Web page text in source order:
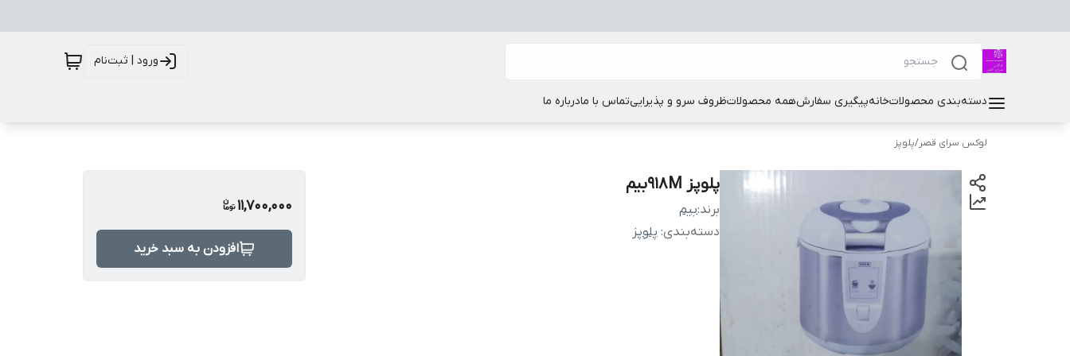
ورود | ثبت‌نام
دسته‌بندی محصولاتخانهپیگیری سفارشهمه محصولاتظروف سرو و پذیراییتماس با مادرباره ما
لوکس سرای قصر/پلوپز
پلوپز 918Mبیم
برند:بیم
دسته‌بندی: پلوپز
11,700,000
افزودن به سبد خرید